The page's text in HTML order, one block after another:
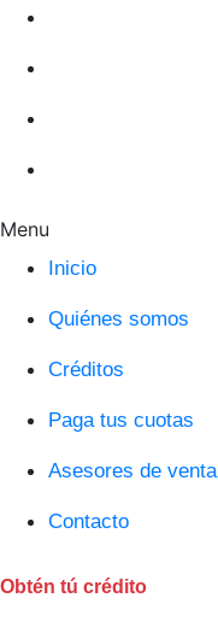
Menu
Inicio
Quiénes somos
Créditos
Paga tus cuotas
Asesores de venta
Contacto
Obtén tú crédito